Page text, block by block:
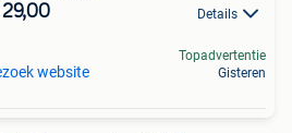
Details
website
Topadvertentie
Gisteren